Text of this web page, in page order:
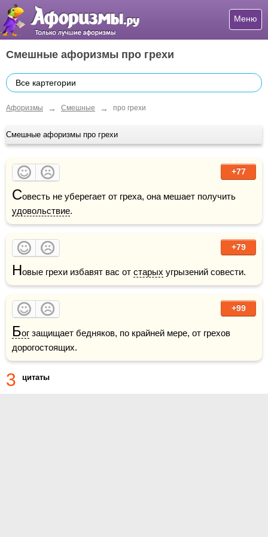
Меню
Смешные афоризмы про грехи
Все картегории
Афоризмы → Смешные → про грехи
Смешные афоризмы про грехи
+77
С
удовольствие.
+79
Новые грехи избавят вас от старых угрызений совести.
+99
Бог защищает бедняков, по крайней мере, от грехов
дорогостоящих.
3 цитаты